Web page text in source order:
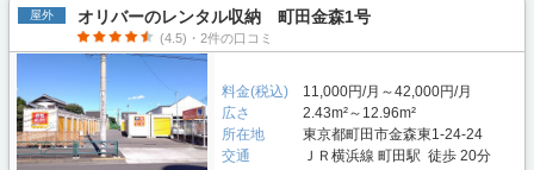
屋外 オリバーのレンタル収納 町田金森1号
(4.5)・2件の口コミ
料金(税込)
11,000円/月～42,000円/月
広さ
2.43m²～12.96m²
所在地
東京都町田市金森東1-24-24
交通
ＪＲ横浜線 町田駅 徒歩 20分